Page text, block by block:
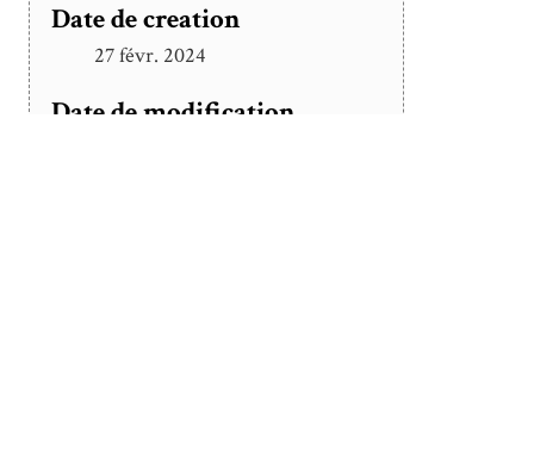
Date de creation
27 févr. 2024
Date de modification